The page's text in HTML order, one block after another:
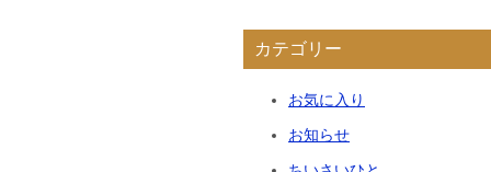
カテゴリー
お気に入り
お知らせ